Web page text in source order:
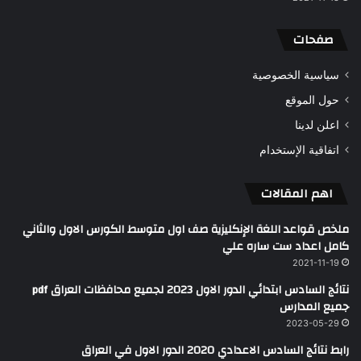
صفحات
سياسية الخصوصية
حول الموقع
اعلن لدينا
اتفاقية الإستخدام
اهم المقالات
ملخص قواعد اللغة الإنكليزية صف اول متوسط الكورس الاول والثاني
كامل اعداد ست ساره علي
2021-11-19
نتائج السادس ابتدائي الدور الاول 2023 لجميع محافظات العراق pdf
جميع المدارس
2023-05-29
رابط نتائج السادس الاعدادي 2020 الدور الاول في العراق